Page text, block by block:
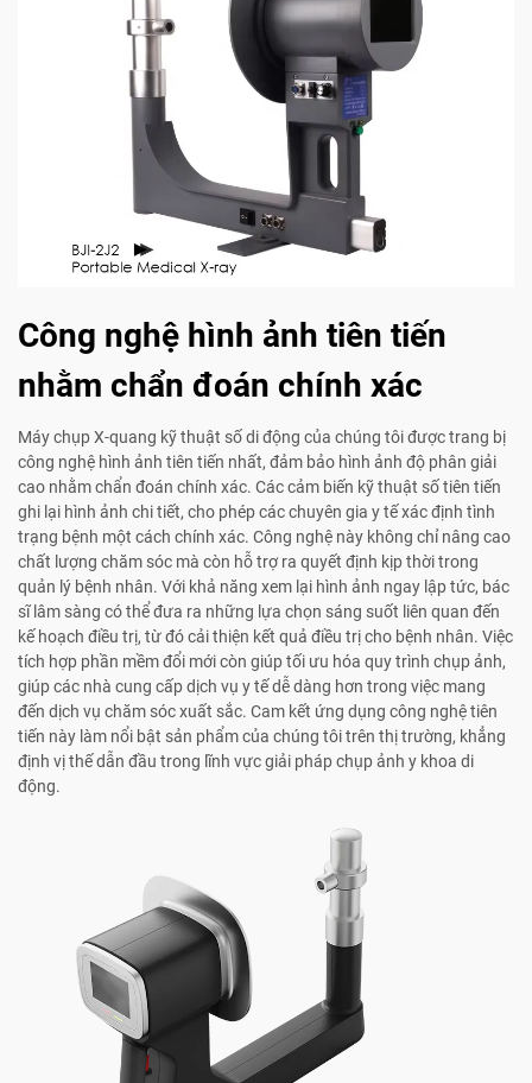
Công nghệ hình ảnh tiên tiến
nhằm chẩn đoán chính xác
Máy chụp X-quang kỹ thuật số di động của chúng tôi được trang bị
công nghệ hình ảnh tiên tiến nhất, đảm bảo hình ảnh độ phân giải
cao nhằm chẩn đoán chính xác. Các cảm biến kỹ thuật số tiên tiến
ghi lại hình ảnh chi tiết, cho phép các chuyên gia y tế xác định tình
trạng bệnh một cách chính xác. Công nghệ này không chỉ nâng cao
chất lượng chăm sóc mà còn hỗ trợ ra quyết định kịp thời trong
quản lý bệnh nhân. Với khả năng xem lại hình ảnh ngay lập tức, bác
sĩ lâm sàng có thể đưa ra những lựa chọn sáng suốt liên quan đến
kế hoạch điều trị, từ đó cải thiện kết quả điều trị cho bệnh nhân. Việc
tích hợp phần mềm đổi mới còn giúp tối ưu hóa quy trình chụp ảnh,
giúp các nhà cung cấp dịch vụ y tế dễ dàng hơn trong việc mang
đến dịch vụ chăm sóc xuất sắc. Cam kết ứng dụng công nghệ tiên
tiến này làm nổi bật sản phẩm của chúng tôi trên thị trường, khẳng
định vị thế dẫn đầu trong lĩnh vực giải pháp chụp ảnh y khoa di
động.